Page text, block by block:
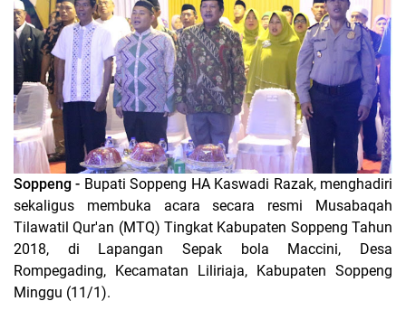
Soppeng - Bupati Soppeng HA Kaswadi Razak, menghadiri
sekaligus membuka acara secara resmi Musabaqah
Tilawatil Qur'an (MTQ) Tingkat Kabupaten Soppeng Tahun
2018, di Lapangan Sepak bola Maccini, Desa
Rompegading, Kecamatan Liliriaja, Kabupaten Soppeng
Minggu (11/1).